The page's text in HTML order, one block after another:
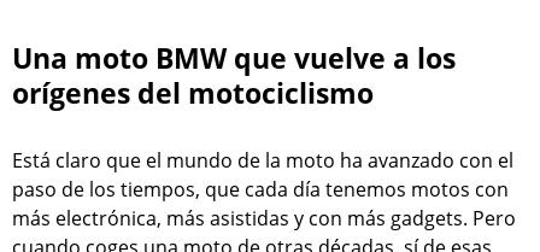
Una moto BMW que vuelve a los
orígenes del motociclismo
Está claro que el mundo de la moto ha avanzado con el
paso de los tiempos, que cada día tenemos motos con
más electrónica, más asistidas y con más gadgets. Pero